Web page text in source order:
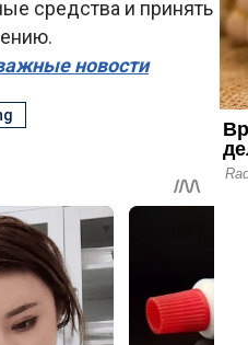
средства и принять
новости